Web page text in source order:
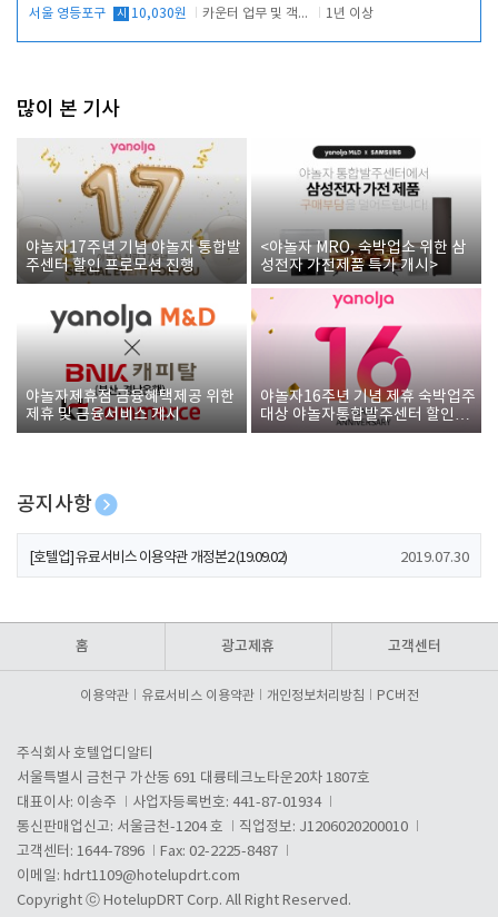
서울 영등포구 시 10,030원 카운터 업무 및 객실관리(청소상태 확인, 객실판매) 1년 이상
많이 본 기사
야놀자17주년 기념 야놀자 통합발
주센터 할인 프로모션 진행
<야놀자 MRO, 숙박업소 위한 삼
성전자 가전제품 특가 개시>
야놀자제휴점 금융혜택제공 위한
제휴 및 금융서비스 게시
야놀자16주년 기념 제휴 숙박업주
대상 야놀자통합발주센터 할인쿠
폰 증정
공지사항
[호텔업] 개인정보 처리방침 개정본1 (19.09.02)
[호텔업] 유료서비스 이용약관 개정본2 (19.09.02) 2019.07.30
홈 광고제휴 고객센터
이용약관 유료서비스 이용약관 개인정보처리방침 PC버전
주식회사 호텔업디알티
서울특별시 금천구 가산동 691 대륭테크노타운20차 1807호
대표이사: 이송주
사업자등록번호: 441-87-01934
통신판매업신고: 서울금천-1204 호
직업정보: J1206020200010
고객센터: 1644-7896
Fax: 02-2225-8487
이메일: hdrt1109@hotelupdrt.com
Copyright ⓒ HotelupDRT Corp. All Right Reserved.